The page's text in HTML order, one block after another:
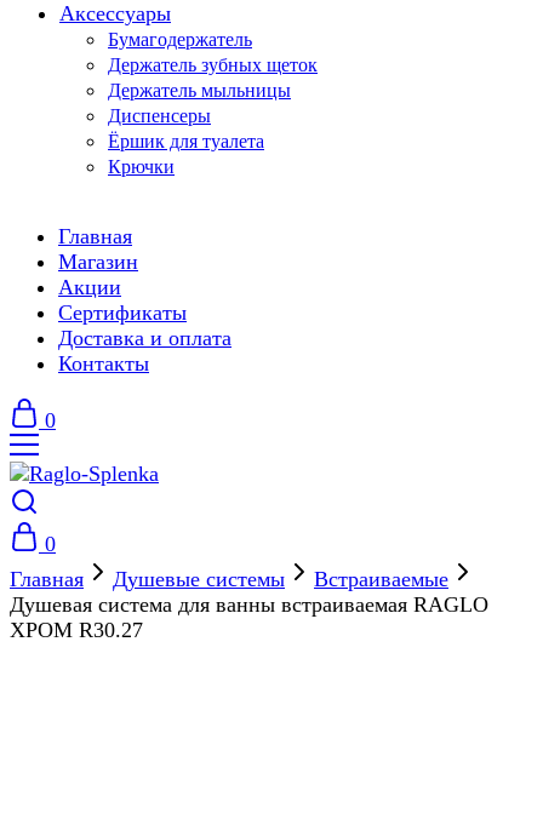
Аксессуары
Бумагодержатель
Держатель зубных щеток
Держатель мыльницы
Диспенсеры
Ёршик для туалета
Крючки
Главная
Магазин
Акции
Сертификаты
Доставка и оплата
Контакты
0
0
Главная
Душевые системы
Встраиваемые
Душевая система для ванны встраиваемая RAGLO
ХРОМ R30.27